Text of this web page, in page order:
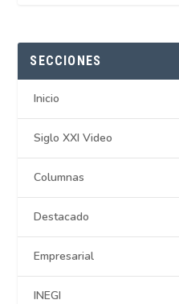
SECCIONES
Inicio
Siglo XXI Video
Columnas
Destacado
Empresarial
INEGI